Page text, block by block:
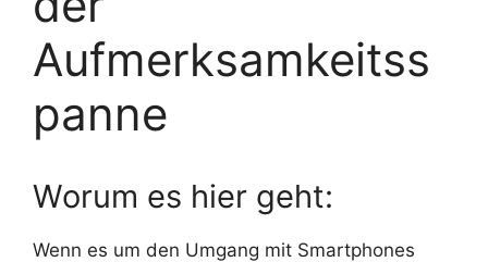
Aufmerksamkeitss
panne
Worum es hier geht:
Wenn es um den Umgang mit Smartphones